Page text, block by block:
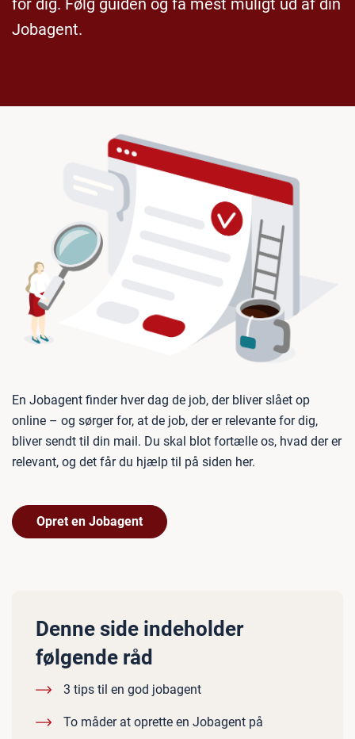
for dig. Følg guiden og få mest muligt ud af din
Jobagent.
En Jobagent finder hver dag de job, der bliver slået op
online – og sørger for, at de job, der er relevante for dig,
bliver sendt til din mail. Du skal blot fortælle os, hvad der er
relevant, og det får du hjælp til på siden her.
Opret en Jobagent
Denne side indeholder
følgende råd
3 tips til en god jobagent
To måder at oprette en Jobagent på